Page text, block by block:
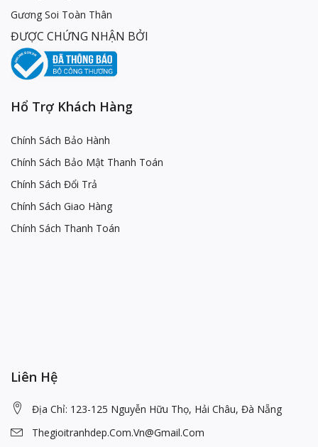
Gương Soi Toàn Thân
ĐƯỢC CHỨNG NHẬN BỞI
Hổ Trợ Khách Hàng
Chính Sách Bảo Hành
Chính Sách Bảo Mật Thanh Toán
Chính Sách Đổi Trả
Chính Sách Giao Hàng
Chính Sách Thanh Toán
Liên Hệ
Địa Chỉ: 123-125 Nguyễn Hữu Thọ, Hải Châu, Đà Nẵng
Thegioitranhdep.com.vn@gmail.com